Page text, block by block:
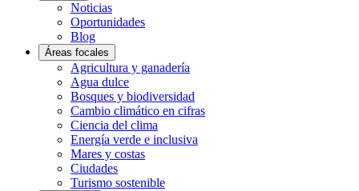
Noticias
Oportunidades
Blog
Áreas focales
Agricultura y ganadería
Agua dulce
Bosques y biodiversidad
Cambio climático en cifras
Ciencia del clima
Energía verde e inclusiva
Mares y costas
Ciudades
Turismo sostenible